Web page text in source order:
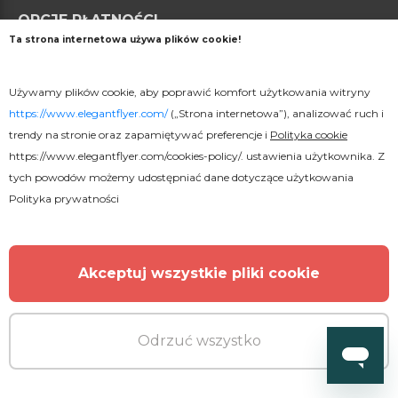
OPCJE PŁATNOŚCI
INFORMACJE PRAWNE
Licencje plików
Warunki korzystania
INTERAKCJA
Ta strona internetowa używa plików cookie!
Używamy plików cookie, aby poprawić komfort użytkowania witryny
https://www.elegantflyer.com/(„Strona internetowa”), analizować ruch i
trendy na stronie oraz zapamiętywać preferencje i Polityka cookie
https://www.elegantflyer.com/cookies-policy/. ustawienia użytkownika. Z
tych powodów możemy udostępniać dane dotyczące użytkowania
Polityka prywatności
Akceptuj wszystkie pliki cookie
Odrzuć wszystko